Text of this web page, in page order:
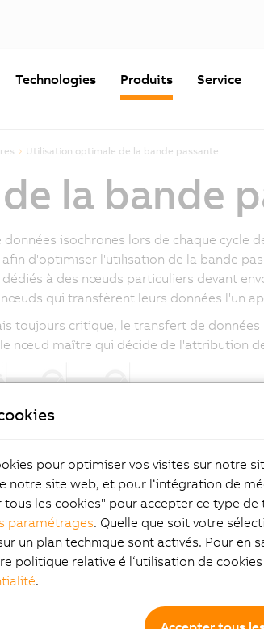
Technologies Produits Service
Utilisation optimale de la bande passante
la bande
isochrones lors de chaque cycle
d'optimiser l'utilisation de la bande
à des nœuds particuliers devant
qui transfèrent leurs données l'un
toujours critique, le transfert de
nœud maître qui décide de l'attribution
pour optimiser vos visites sur notre
notre site web, et pour l‘intégration de
tous les cookies" pour accepter ce type
paramétrages. Quelle que soit votre
un plan technique sont activés. Pour en
politique relative é l‘utilisation de
.